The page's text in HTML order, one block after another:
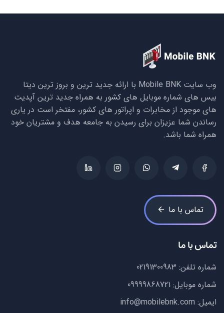
وب سایت Mobile BNK با ارائه جدید ترین و بروز ترین دیتا
بیس های شماره موبایل های کشور به همراه جدید ترین آپدیت
های موجود از مخابرات و اپراتور های کشور، مفتخر است در یاری
رساندن شما عزیزان برای رسیدن به جامعه هدف و مشتریان خود
همراه شما باشد.
تماس با ما
تماس با ما
شماره تلفن: 02191300983
شماره موبایل: 09999868721
ایمیل: info@mobilebnk.com